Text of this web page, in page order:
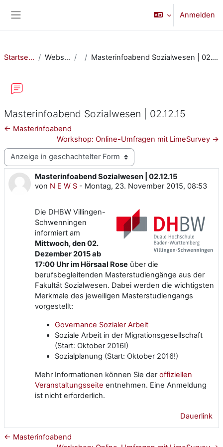
Anmelden
Startseite Website Masterinfoabend Sozialwesen | 02.12.15
Masterinfoabend Sozialwesen | 02.12.15
← Masterinfoabend
Workshop: Online-Umfragen mit LimeSurvey →
Anzeigemodus
Masterinfoabend Sozialwesen | 02.12.15
von N E W S - Montag, 23. November 2015, 08:53
Anzahl Antworten: 0
Die DHBW Villingen-
Schwenningen
informiert am
Mittwoch, den 02.
Dezember 2015 ab
17:00 Uhr im Hörsaal Rose über die
berufsbegleitenden Masterstudiengänge aus der
Fakultät Sozialwesen. Dabei werden die wichtigsten
Merkmale des jeweiligen Masterstudiengangs
vorgestellt:
Governance Sozialer Arbeit
Soziale Arbeit in der Migrationsgesellschaft
(Start: Oktober 2016!)
Sozialplanung (Start: Oktober 2016!)
Mehr Informationen können Sie deroffiziellen
Veranstaltungsseite entnehmen. Eine Anmeldung
ist nicht erforderlich.
Dauerlink
← Masterinfoabend